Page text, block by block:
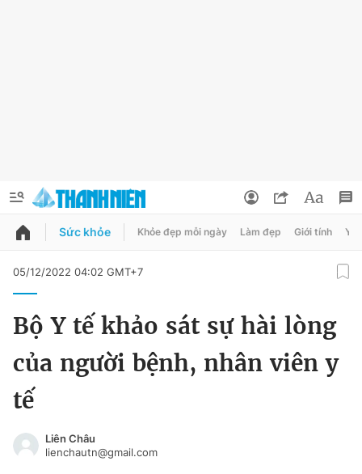
QUẢNG CÁO ĐẶT BÁO
Chuyên mục
Chuyên mục khác
Đổi mật khẩu
Tin đã lưu
Đăng xuất
Sức khỏe Khỏe đẹp mỗi ngày Làm đẹp Giới tính Y
05/12/2022 04:02 GMT+7
Bộ Y tế khảo sát sự hài lòng
của người bệnh, nhân viên y
tế
Liên Châu
lienchautn@gmail.com